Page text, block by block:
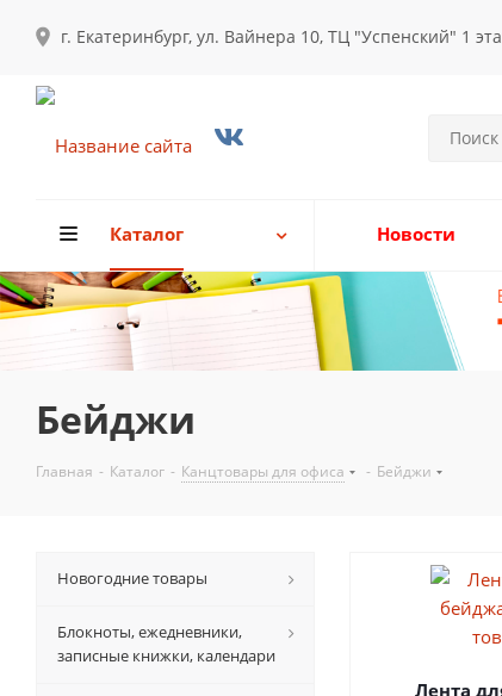
г. Екатеринбург, ул. Вайнера 10, ТЦ "Успенский" 1
Каталог Новости
Бейджи
Главная - Каталог - Канцтовары для офиса - Бейджи
Лента
Новогодние товары
Блокноты, ежедневники,
записные книжки, календари